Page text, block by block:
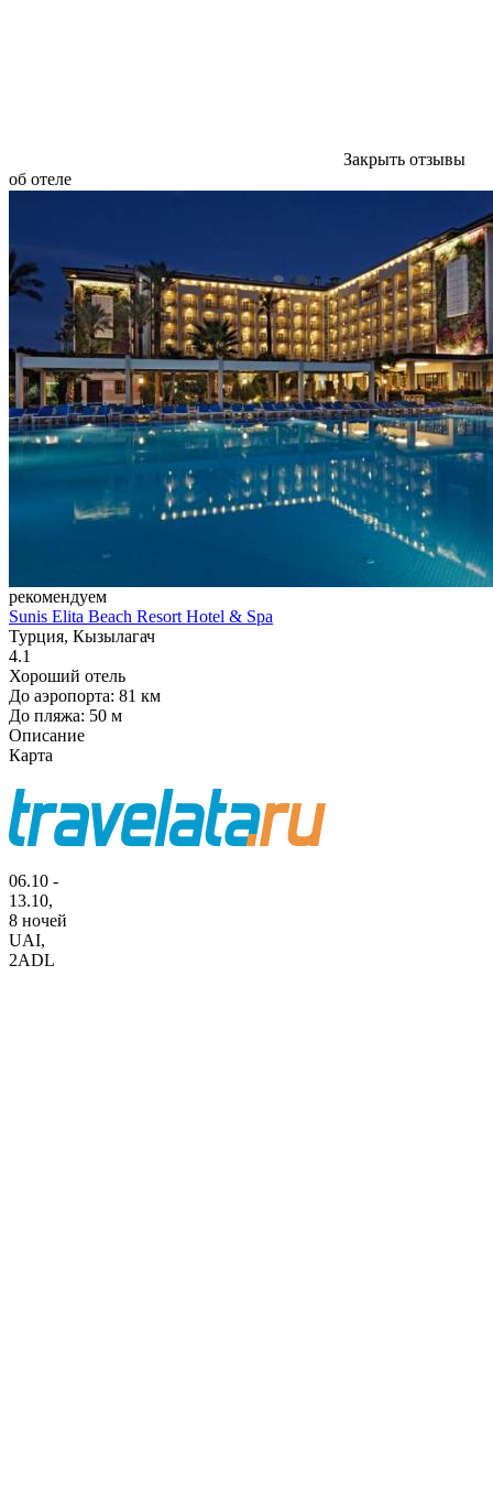
Закрыть отзывы
об отеле
рекомендуем
Sunis Elita Beach Resort Hotel & Spa
Турция, Кызылагач
4.1
Хороший отель
До аэропорта: 81 км
До пляжа: 50 м
Описание
Карта
06.10 -
13.10,
8 ночей
UAI,
2ADL